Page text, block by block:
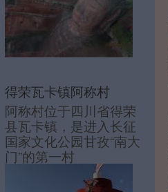
得荣瓦卡镇阿称村
阿称村位于四川省得荣
县瓦卡镇，是进入长征
国家文化公园甘孜“南大
门”的第一村